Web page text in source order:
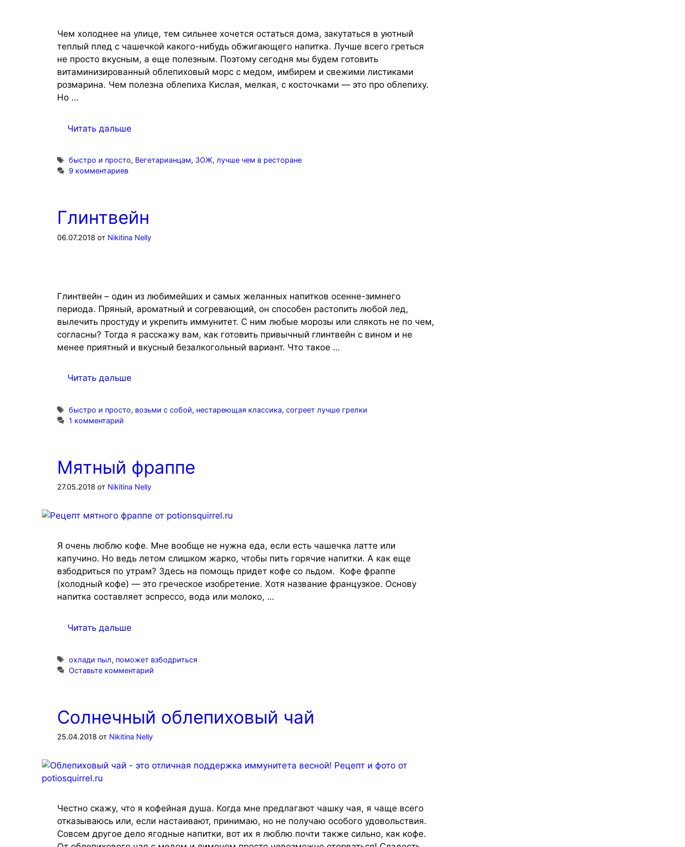
Чем холоднее на улице, тем сильнее хочется остаться дома, закутаться в уютный
теплый плед с чашечкой какого-нибудь обжигающего напитка. Лучше всего греться
не просто вкусным, а еще полезным. Поэтому сегодня мы будем готовить
витаминизированный облепиховый морс с медом, имбирем и свежими листиками
розмарина. Чем полезна облепиха Кислая, мелкая, с косточками — это про облепиху.
Но …
Читать дальше
Метки
быстро и просто, Вегетарианцам, ЗОЖ,лучше чем в ресторане
9 комментариев
Глинтвейн
06.07.2018 от Nikitina Nelly
Глинтвейн – один из любимейших и самых желанных напитков осенне-зимнего
периода. Пряный, ароматный и согревающий, он способен растопить любой лед,
вылечить простуду и укрепить иммунитет. С ним любые морозы или слякоть не по чем,
согласны? Тогда я расскажу вам, как готовить привычный глинтвейн с вином и не
менее приятный и вкусный безалкогольный вариант. Что такое …
Читать дальше
Метки
быстро и просто, возьми с собой, нестареющая классика,согреет лучше грелки
1 комментарий
Мятный фраппе
27.05.2018 от Nikitina Nelly
Я очень люблю кофе. Мне вообще не нужна еда, если есть чашечка латте или
капучино. Но ведь летом слишком жарко, чтобы пить горячие напитки. А как еще
взбодриться по утрам? Здесь на помощь придет кофе со льдом. Кофе фраппе
(холодный кофе) — это греческое изобретение. Хотя название французкое. Основу
напитка составляет эспрессо, вода или молоко, …
Читать дальше
Метки
охлади пыл, поможет взбодриться
Оставьте комментарий
Солнечный облепиховый чай
25.04.2018 от Nikitina Nelly
Честно скажу, что я кофейная душа. Когда мне предлагают чашку чая, я чаще всего
отказываюсь или, если настаивают, принимаю, но не получаю особого удовольствия.
Совсем другое дело ягодные напитки, вот их я люблю почти также сильно, как кофе.